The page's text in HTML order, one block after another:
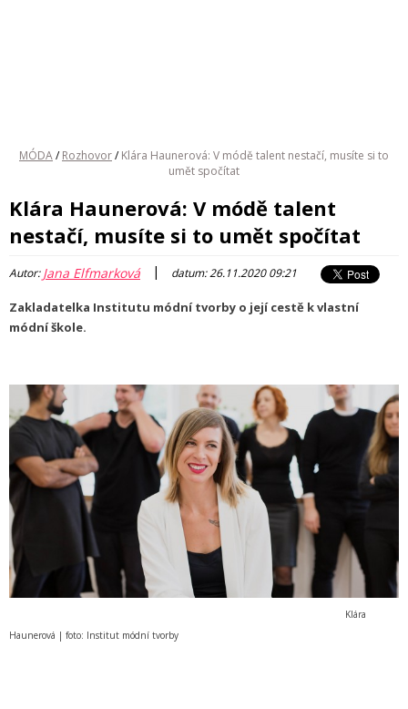
MÓDA/ Rozhovor/ Klára Haunerová: V módě talent nestačí, musíte si to
umět spočítat
Klára Haunerová: V módě talent
nestačí, musíte si to umět spočítat
Autor:Jana Elfmarková | datum: 26.11.2020 09:21
Zakladatelka Institutu módní tvorby o její cestě k vlastní
módní škole.
Klára
Haunerová | foto: Institut módní tvorby